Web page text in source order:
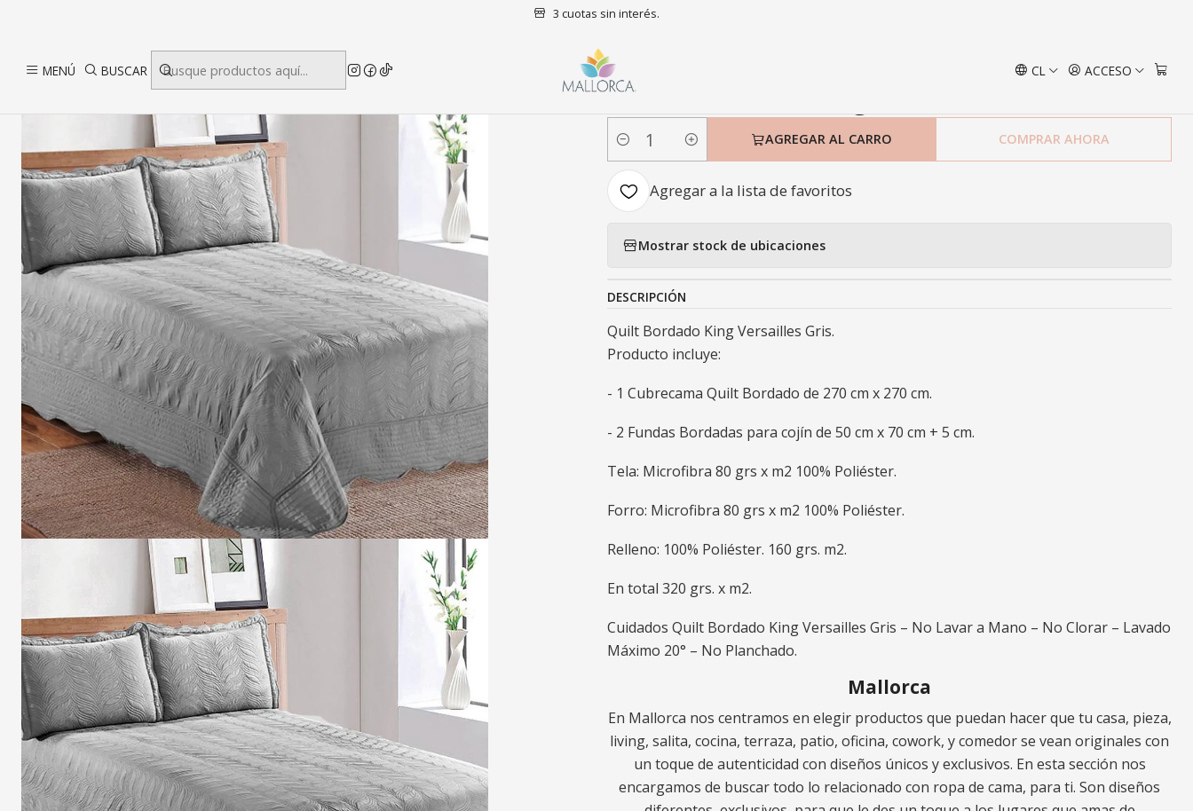
MENÚ BUSCAR CL ACCESO
3 cuotas sin interés.
Quilts King Quilt Bordado King Versailles Gris
|
Quilt Bordado King Versailles Gris
Cantidad
AGREGAR AL CARRO COMPRAR AHORA
Agregar a la lista de favoritos
Mostrar stock de ubicaciones
DESCRIPCIÓN
Quilt Bordado King Versailles Gris.
Producto incluye:
- 1 Cubrecama Quilt Bordado de 270 cm x 270 cm.
- 2 Fundas Bordadas para cojín de 50 cm x 70 cm + 5 cm.
Tela: Microfibra 80 grs x m2 100% Poliéster.
Forro: Microfibra 80 grs x m2 100% Poliéster.
Relleno: 100% Poliéster. 160 grs. m2.
En total 320 grs. x m2.
Cuidados Quilt Bordado King Versailles Gris – No Lavar a Mano – No Clorar – Lavado
Máximo 20° – No Planchado.
Mallorca
En Mallorca nos centramos en elegir productos que puedan hacer que tu casa, pieza,
living, salita, cocina, terraza, patio, oficina, cowork, y comedor se vean originales con
un toque de autenticidad con diseños únicos y exclusivos. En esta sección nos
encargamos de buscar todo lo relacionado con ropa de cama, para ti. Son diseños